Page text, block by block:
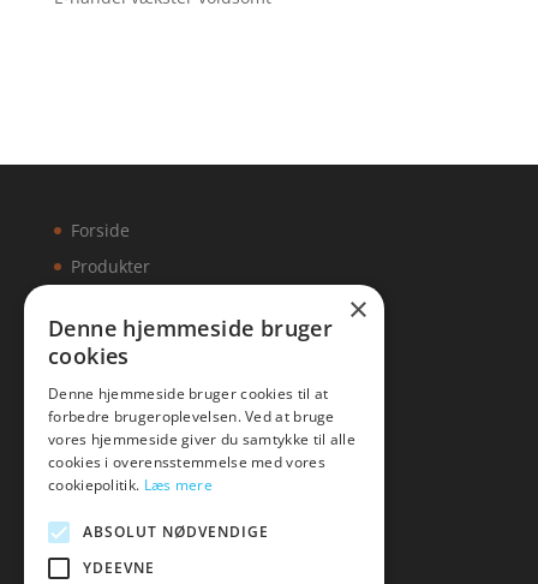
Forside
Produkter
Artikler
Malawigruppen
Mail:hej@malawigruppen.dk
×
Denne hjemmeside bruger
cookies
Denne hjemmeside bruger cookies til at
forbedre brugeroplevelsen. Ved at bruge
vores hjemmeside giver du samtykke til alle
cookies i overensstemmelse med vores
cookiepolitik. Læs mere
ABSOLUT NØDVENDIGE
YDEEVNE